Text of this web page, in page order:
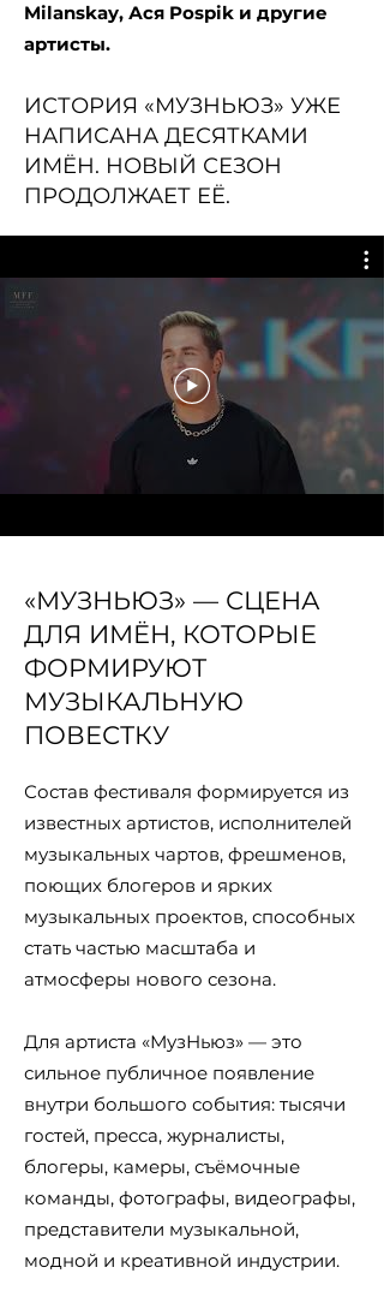
Milanskay, Ася Pospik и другие
артисты.
ИСТОРИЯ «МУЗНЬЮЗ» УЖЕ
НАПИСАНА ДЕСЯТКАМИ
ИМЁН. НОВЫЙ СЕЗОН
ПРОДОЛЖАЕТ ЕЁ.
«МУЗНЬЮЗ» — СЦЕНА
ДЛЯ ИМЁН, КОТОРЫЕ
ФОРМИРУЮТ
МУЗЫКАЛЬНУЮ
ПОВЕСТКУ
Состав фестиваля формируется из
известных артистов, исполнителей
музыкальных чартов, фрешменов,
поющих блогеров и ярких
музыкальных проектов, способных
стать частью масштаба и
атмосферы нового сезона.
Для артиста «МузНьюз» — это
сильное публичное появление
внутри большого события: тысячи
гостей, пресса, журналисты,
блогеры, камеры, съёмочные
команды, фотографы, видеографы,
представители музыкальной,
модной и креативной индустрии.